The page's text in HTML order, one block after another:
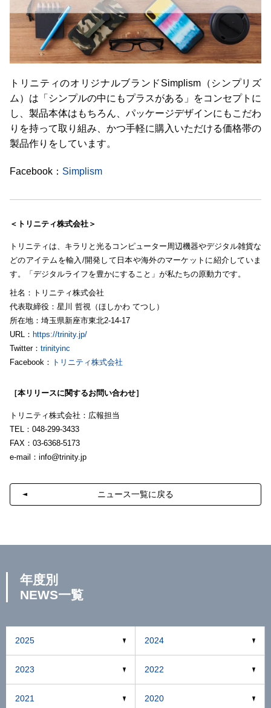
トリニティのオリジナルブランドSimplism（シンプリズ
ム）は「シンプルの中にもプラスがある」をコンセプトに
し、製品本体はもちろん、パッケージデザインにもこだわ
りを持って取り組み、かつ手軽に購入いただける価格帯の
製品作りをしています。
Facebook： Simplism
＜トリニティ株式会社＞
トリニティは、キラリと光るコンピューター周辺機器やデジタル雑貨な
どのアイテムを輸入/開発して日本や海外のマーケットに紹介していま
す。「デジタルライフを豊かにすること」が私たちの原動力です。
社名：トリニティ株式会社
代表取締役：星川 哲視（ほしかわ てつし）
所在地：埼玉県新座市東北2-14-17
URL： https://trinity.jp/
Twitter： trinityinc
Facebook： トリニティ株式会社
［本リリースに関するお問い合わせ］
トリニティ株式会社：広報担当
TEL：048-299-3433
FAX：03-6368-5173
e-mail： info@trinity.jp
ニュース一覧に戻る
年度別
NEWS一覧
2025 2024
2023 2022
2021 2020